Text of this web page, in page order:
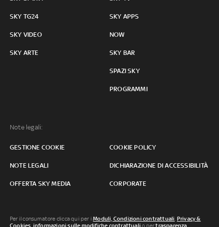
SKY TG24
SKY VIDEO
SKY ARTE
SKY APPS
NOW
SKY BAR
SPAZI SKY
PROGRAMMI
Note legali:
GESTIONE COOKIE COOKIE POLICY
NOTE LEGALI DICHIARAZIONE DI ACCESSIBILITÀ
OFFERTA SKY MEDIA CORPORATE
Per il consumatore clicca qui per iModuli, Condizioni contrattuali, Privacy &